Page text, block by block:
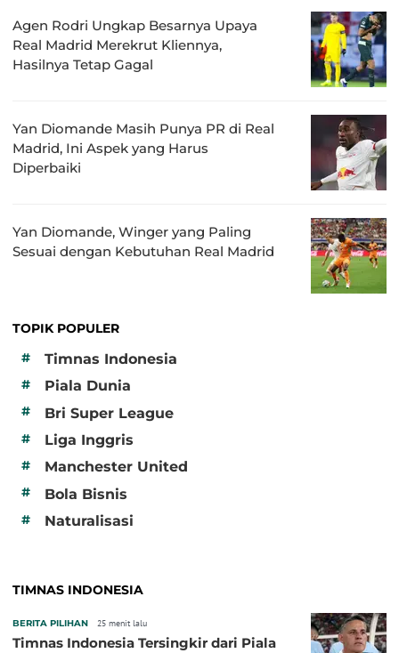
Agen Rodri Ungkap Besarnya Upaya
Real Madrid Merekrut Kliennya,
Hasilnya Tetap Gagal
Yan Diomande Masih Punya PR di Real
Madrid, Ini Aspek yang Harus
Diperbaiki
Yan Diomande, Winger yang Paling
Sesuai dengan Kebutuhan Real Madrid
TOPIK POPULER
#
Timnas Indonesia
# Piala Dunia
# Bri Super League
# Liga Inggris
# Manchester United
# Bola Bisnis
# Naturalisasi
TIMNAS INDONESIA
BERITA PILIHAN 25 menit lalu
Timnas Indonesia Tersingkir dari Piala